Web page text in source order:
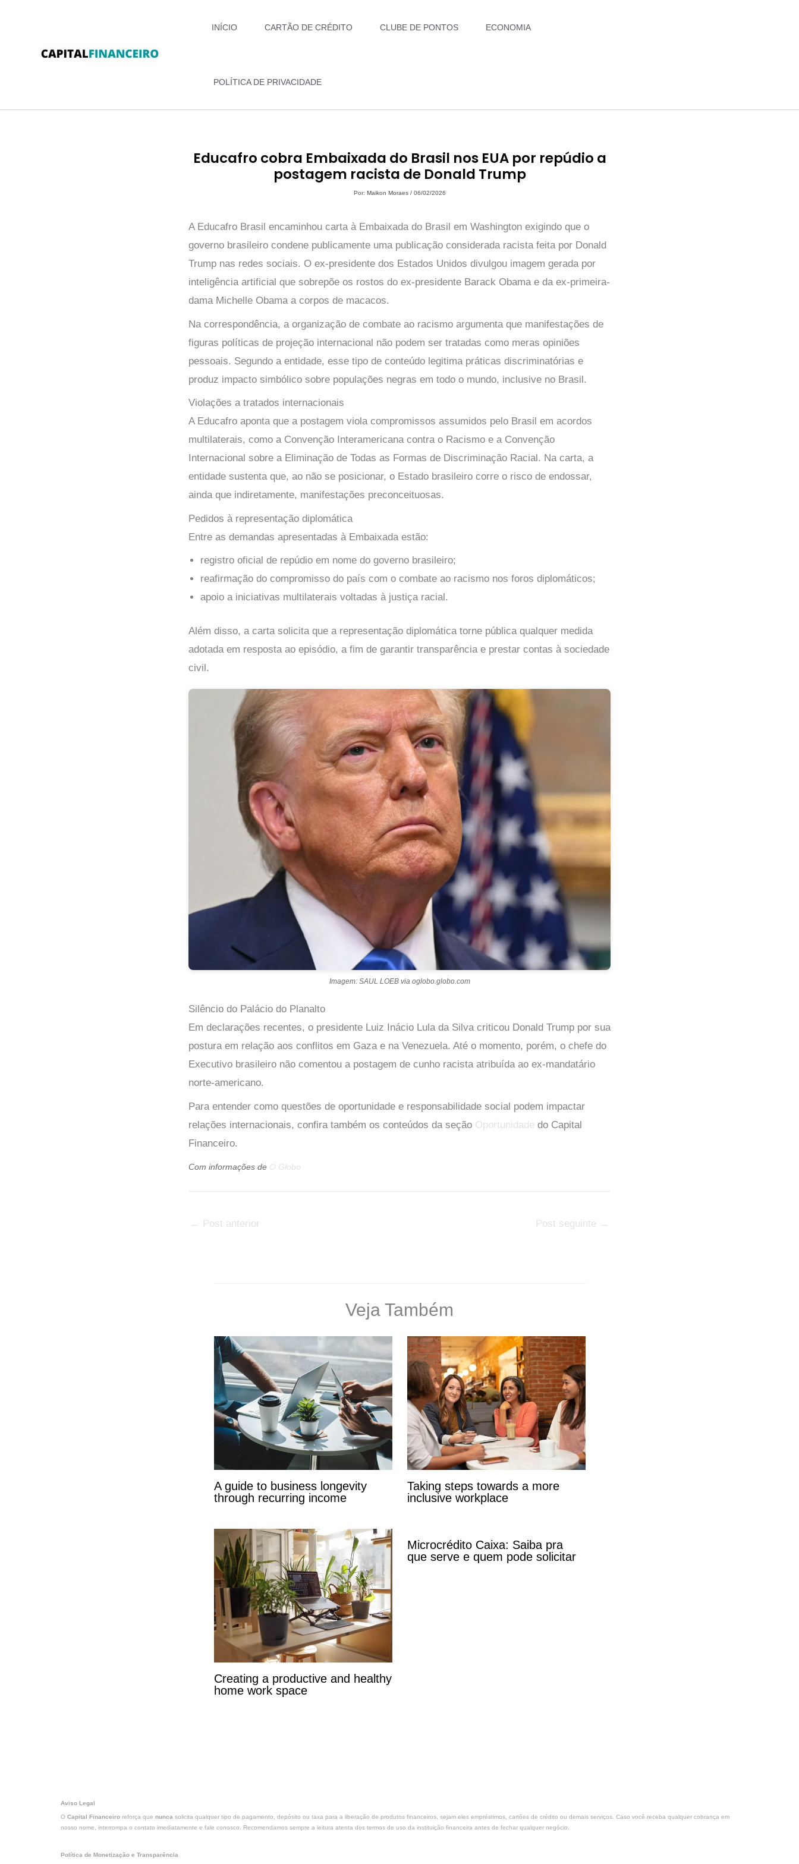
INÍCIO CARTÃO DE CRÉDITO CLUBE DE PONTOS ECONOMIA
POLÍTICA DE PRIVACIDADE
Educafro cobra Embaixada do Brasil nos EUA por repúdio a
postagem racista de Donald Trump
Por: Maikon Moraes / 06/02/2026
A Educafro Brasil encaminhou carta à Embaixada do Brasil em Washington exigindo que o
governo brasileiro condene publicamente uma publicação considerada racista feita por Donald
Trump nas redes sociais. O ex-presidente dos Estados Unidos divulgou imagem gerada por
inteligência artificial que sobrepõe os rostos do ex-presidente Barack Obama e da ex-primeira-
dama Michelle Obama a corpos de macacos.
Na correspondência, a organização de combate ao racismo argumenta que manifestações de
figuras políticas de projeção internacional não podem ser tratadas como meras opiniões
pessoais. Segundo a entidade, esse tipo de conteúdo legitima práticas discriminatórias e
produz impacto simbólico sobre populações negras em todo o mundo, inclusive no Brasil.
Violações a tratados internacionais
A Educafro aponta que a postagem viola compromissos assumidos pelo Brasil em acordos
multilaterais, como a Convenção Interamericana contra o Racismo e a Convenção
Internacional sobre a Eliminação de Todas as Formas de Discriminação Racial. Na carta, a
entidade sustenta que, ao não se posicionar, o Estado brasileiro corre o risco de endossar,
ainda que indiretamente, manifestações preconceituosas.
Pedidos à representação diplomática
Entre as demandas apresentadas à Embaixada estão:
registro oficial de repúdio em nome do governo brasileiro;
reafirmação do compromisso do país com o combate ao racismo nos foros diplomáticos;
apoio a iniciativas multilaterais voltadas à justiça racial.
Além disso, a carta solicita que a representação diplomática torne pública qualquer medida
adotada em resposta ao episódio, a fim de garantir transparência e prestar contas à sociedade
civil.
Imagem: SAUL LOEB via oglobo.globo.com
Silêncio do Palácio do Planalto
Em declarações recentes, o presidente Luiz Inácio Lula da Silva criticou Donald Trump por sua
postura em relação aos conflitos em Gaza e na Venezuela. Até o momento, porém, o chefe do
Executivo brasileiro não comentou a postagem de cunho racista atribuída ao ex-mandatário
norte-americano.
Para entender como questões de oportunidade e responsabilidade social podem impactar
relações internacionais, confira também os conteúdos da seção Oportunidade do Capital
Financeiro.
Com informações de O Globo
← Post anterior Post seguinte →
Veja Também
A guide to business longevity
through recurring income
Taking steps towards a more
inclusive workplace
Creating a productive and healthy
home work space
Microcrédito Caixa: Saiba pra
que serve e quem pode solicitar
Aviso Legal
O Capital Financeiro reforça que nunca solicita qualquer tipo de pagamento, depósito ou taxa para a liberação de produtos financeiros, sejam eles empréstimos, cartões de crédito ou demais serviços. Caso você receba qualquer cobrança em
nosso nome, interrompa o contato imediatamente e fale conosco. Recomendamos sempre a leitura atenta dos termos de uso da instituição financeira antes de fechar qualquer negócio.
Política de Monetização e Transparência